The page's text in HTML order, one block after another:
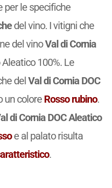
per le specifiche
del vino. I vitigni che
del vinoVal di Cornia
100%. Le
delVal di Cornia DOC
un colore Rosso rubino.
di Cornia DOC Aleatico
e al palato risulta
.